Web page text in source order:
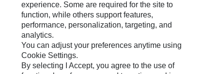
Plan Du Site
Cookie Settings
Légales
Confidentialité
experience. Some are required for the site to
function, while others support features,
performance, personalization, targeting, and
analytics.
You can adjust your preferences anytime using
Cookie Settings.
By selecting I Accept, you agree to the use of